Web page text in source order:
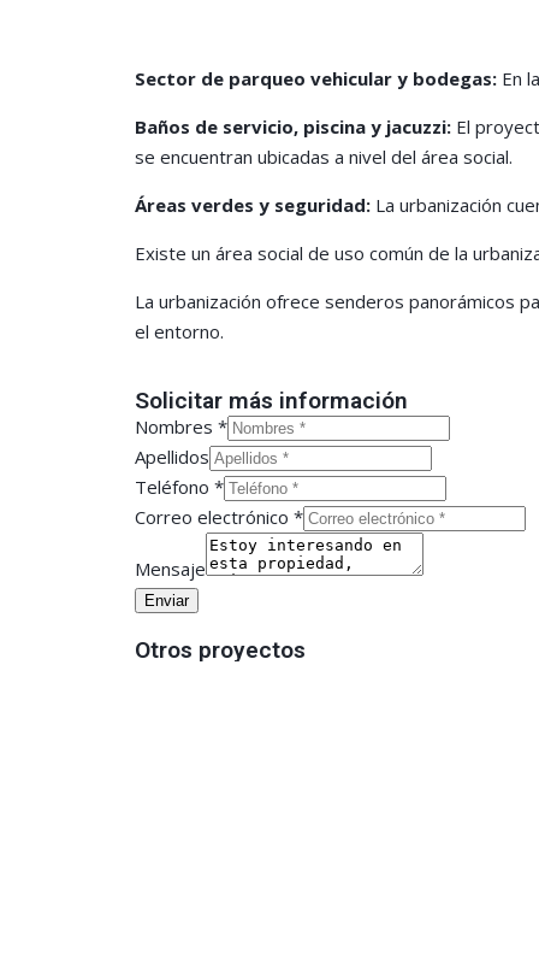
Sector de parqueo vehicular y bodegas: En
Baños de servicio, piscina y jacuzzi: El
se encuentran ubicadas a nivel del área social.
Áreas verdes y seguridad: La urbanización
Existe un área social de uso común de la
La urbanización ofrece senderos panorámicos
el entorno.
Solicitar más información
Layout
Correo
Apellidos
Nombres *
Apellidos
Teléfono *
Correo electrónico *
Mensaje
Enviar
Otros proyectos